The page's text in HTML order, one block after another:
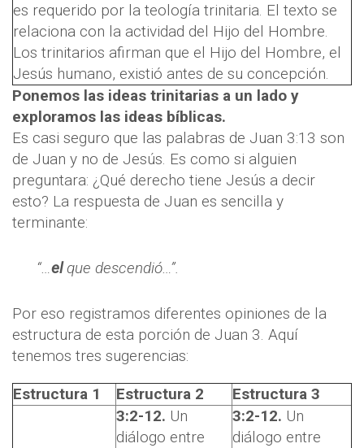
es requerido por la teología trinitaria. El texto se
relaciona con la actividad del Hijo del Hombre.
Los trinitarios afirman que el Hijo del Hombre, el
Jesús humano, existió antes de su concepción.
Ponemos las ideas trinitarias a un lado y
exploramos las ideas bíblicas.
Es casi seguro que las palabras de Juan 3:13 son
de Juan y no de Jesús. Es como si alguien
preguntara: ¿Qué derecho tiene Jesús a decir
esto? La respuesta de Juan es sencilla y
terminante:
“…elque descendió…”.
Por eso registramos diferentes opiniones de la
estructura de esta porción de Juan 3. Aquí
tenemos tres sugerencias:
Estructura 1 Estructura 2 Estructura 3
3:2-12. Un
diálogo entre
3:2-12. Un
diálogo entre